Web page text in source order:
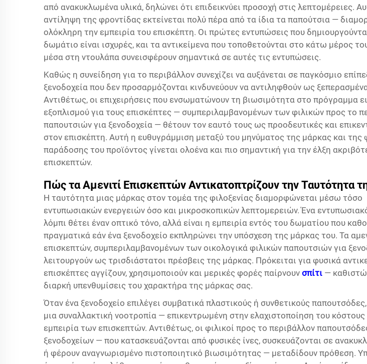
από ανακυκλωμένα υλικά, δηλώνει ότι επιδεικνύει προσοχή στις λεπτομέρειες.
αντίληψη της φροντίδας εκτείνεται πολύ πέρα από τα ίδια τα παπούτσια —
ολόκληρη την εμπειρία του επισκέπτη. Οι πρώτες εντυπώσεις που
δωμάτιο είναι ισχυρές, και τα αντικείμενα που τοποθετούνται στο κάτω μέρος
μέσα στη ντουλάπα συνεισφέρουν σημαντικά σε αυτές τις εντυπώσεις.
Καθώς η συνείδηση για το περιβάλλον συνεχίζει να αυξάνεται σε παγκόσμιο
ξενοδοχεία που δεν προσαρμόζονται κινδυνεύουν να αντιληφθούν ως
Αντιθέτως, οι επιχειρήσεις που ενσωματώνουν τη βιωσιμότητα στο πρόγραμμα
εξοπλισμού για τους επισκέπτες — συμπεριλαμβανομένων των φιλικών προς το
παπουτσιών για ξενοδοχεία — θέτουν τον εαυτό τους ως προοδευτικές και
στον επισκέπτη. Αυτή η ευθυγράμμιση μεταξύ του μηνύματος της μάρκας και της
παράδοσης του προϊόντος γίνεται ολοένα και πιο σημαντική για την έλξη
επισκεπτών.
Πώς τα Αμενιτί Επισκεπτών Αντικατοπτρίζουν την Ταυτότητα
Η ταυτότητα μιας μάρκας στον τομέα της φιλοξενίας διαμορφώνεται μέσω τόσο
εντυπωσιακών ενεργειών όσο και μικροσκοπικών λεπτομερειών. Ένα
λόμπι θέτει έναν οπτικό τόνο, αλλά είναι η εμπειρία εντός του δωματίου που
πραγματικά εάν ένα ξενοδοχείο εκπληρώνει την υπόσχεση της μάρκας του. Τα
επισκεπτών, συμπεριλαμβανομένων των οικολογικά φιλικών παπουτσιών για
λειτουργούν ως τρισδιάστατοι πρέσβεις της μάρκας. Πρόκειται για φυσικά
επισκέπτες αγγίζουν, χρησιμοποιούν και μερικές φορές παίρνουν σπίτι —
διαρκή υπενθυμίσεις του χαρακτήρα της μάρκας σας.
Όταν ένα ξενοδοχείο επιλέγει συμβατικά πλαστικούς ή συνθετικούς
μια συναλλακτική νοοτροπία — επικεντρωμένη στην ελαχιστοποίηση του κόστους
εμπειρία των επισκεπτών. Αντιθέτως, οι φιλικοί προς το περιβάλλον
ξενοδοχείων — που κατασκευάζονται από φυσικές ίνες, συσκευάζονται σε
ή φέρουν αναγνωρισμένο πιστοποιητικό βιωσιμότητας — μεταδίδουν πρόθεση.